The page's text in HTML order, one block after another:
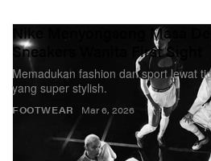
FOOTWEAR
Nike Menyongsong Masa
Sneakers Wanita First Sight
Memadukan fashion dan sport lewat
yang super stylish.
Mar 6, 2026